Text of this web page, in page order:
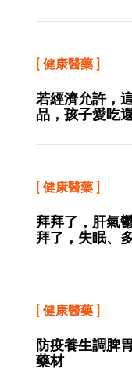
[ 健康醫藥 ]
若經濟允許，
品，孩子愛吃
[ 健康醫藥 ]
拜拜了，肝氣
拜了，失眠、
[ 健康醫藥 ]
防疫養生調脾
藥材